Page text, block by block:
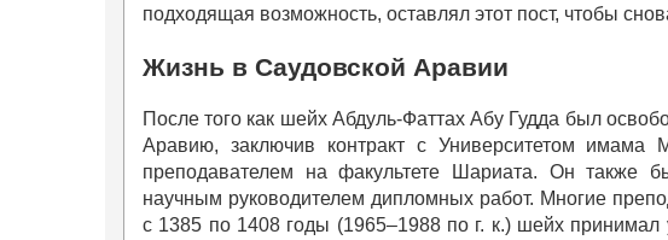
подходящая возможность, оставлял этот пост, чтобы
Жизнь в Саудовской Аравии
После того как шейх Абдуль-Фаттах Абу Гудда был
Аравию, заключив контракт с Университетом
преподавателем на факультете Шариата. Он также
научным руководителем дипломных работ. Многие
с 1385 по 1408 годы (1965–1988 по г. к.) шейх